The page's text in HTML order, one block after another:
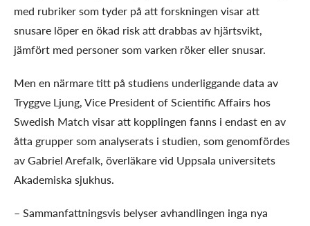
med rubriker som tyder på att forskningen visar att
snusare löper en ökad risk att drabbas av hjärtsvikt,
jämfört med personer som varken röker eller snusar.
Men en närmare titt på studiens underliggande data av
Tryggve Ljung, Vice President of Scientific Affairs hos
Swedish Match visar att kopplingen fanns i endast en av
åtta grupper som analyserats i studien, som genomfördes
av Gabriel Arefalk, överläkare vid Uppsala universitets
Akademiska sjukhus.
– Sammanfattningsvis belyser avhandlingen inga nya